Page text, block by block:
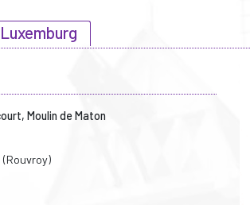
Moulin de Maton
(Rouvroy)